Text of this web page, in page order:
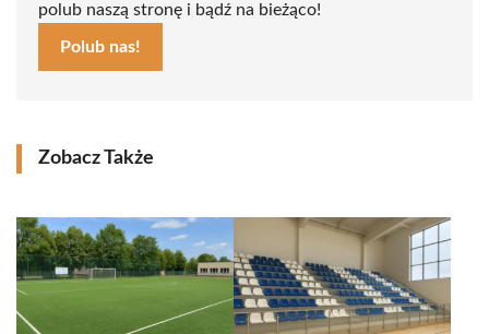
polub naszą stronę i bądź na bieżąco!
Polub nas!
Zobacz Także